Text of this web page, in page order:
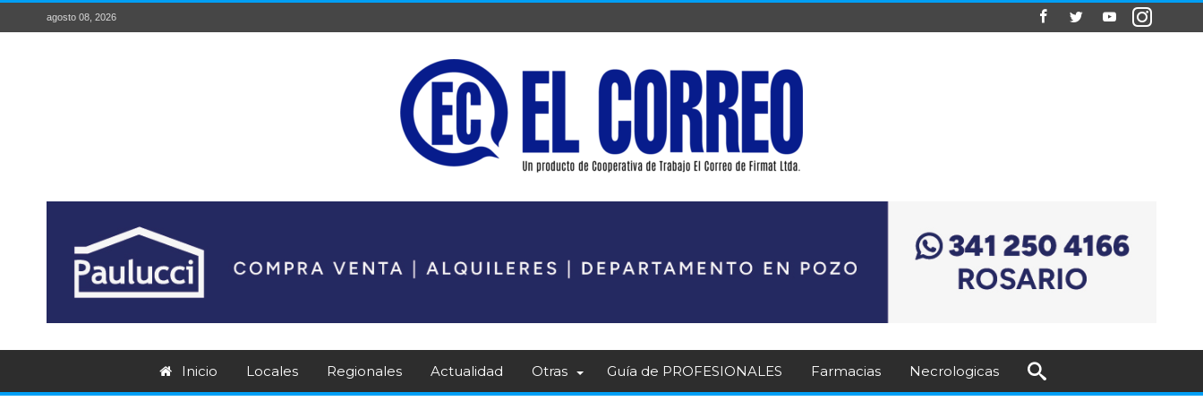
agosto 08, 2026
Inicio Locales Regionales Actualidad Otras Guía de PROFESIONALES Farmacias Necrologicas